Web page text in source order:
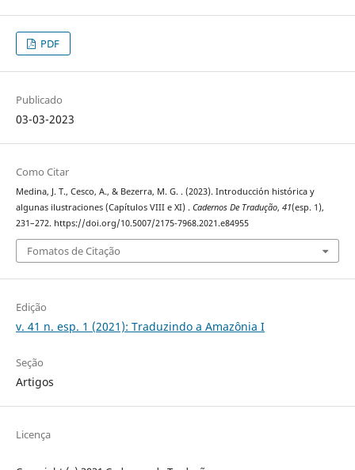
PDF
Publicado
03-03-2023
Como Citar
Medina, J. T., Cesco, A., & Bezerra, M. G. . (2023). Introducción histórica y
algunas ilustraciones (Capítulos VIII e XI) . Cadernos De Tradução, 41(esp. 1),
231–272. https://doi.org/10.5007/2175-7968.2021.e84955
Fomatos de Citação
Edição
v. 41 n. esp. 1 (2021): Traduzindo a Amazônia I
Seção
Artigos
Licença